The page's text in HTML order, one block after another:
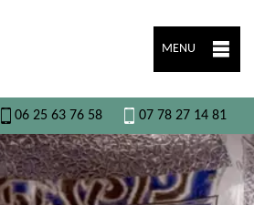
MENU
06 25 63 76 58 07 78 27 14 81